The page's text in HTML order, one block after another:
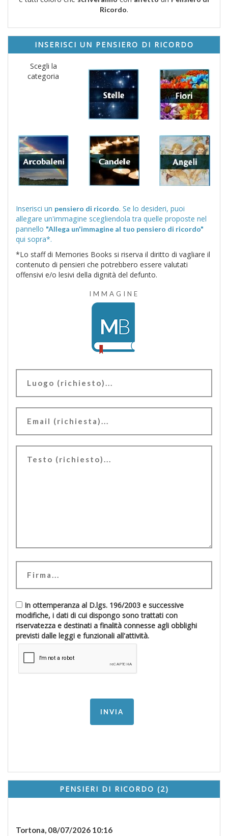
Ricordo.
INSERISCI UN PENSIERO DI RICORDO
Scegli la
categoria
Inserisci un pensiero di ricordo. Se lo desideri, puoi
allegare un'immagine scegliendola tra quelle proposte nel
pannello "Allega un'immagine al tuo pensiero di ricordo"
qui sopra*.
*Lo staff di Memories Books si riserva il diritto di vagliare il
contenuto di pensieri che potrebbero essere valutati
offensivi e/o lesivi della dignità del defunto.
IMMAGINE
In ottemperanza al D.lgs. 196/2003 e successive
modifiche, i dati di cui dispongo sono trattati con
riservatezza e destinati a finalità connesse agli obblighi
previsti dalle leggi e funzionali all'attività.
PENSIERI DI RICORDO (2)
Tortona, 08/07/2026 10:16